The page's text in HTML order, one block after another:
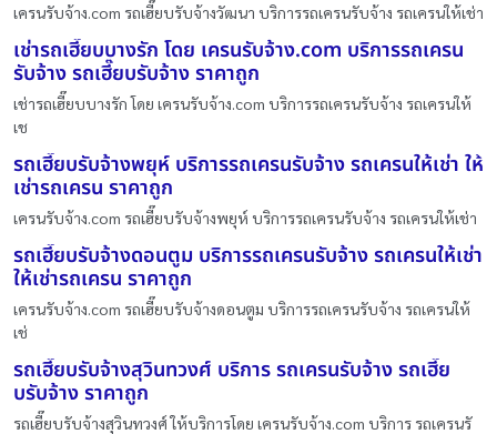
เครนรับจ้าง.com รถเฮี๊ยบรับจ้างวัฒนา บริการรถเครนรับจ้าง รถเครนให้เช่า
เช่ารถเฮี๊ยบบางรัก โดย เครนรับจ้าง.com บริการรถเครน
รับจ้าง รถเฮี๊ยบรับจ้าง ราคาถูก
เช่ารถเฮี๊ยบบางรัก โดย เครนรับจ้าง.com บริการรถเครนรับจ้าง รถเครนให้
เช
รถเฮี๊ยบรับจ้างพยุห์ บริการรถเครนรับจ้าง รถเครนให้เช่า ให้
เช่ารถเครน ราคาถูก
เครนรับจ้าง.com รถเฮี๊ยบรับจ้างพยุห์ บริการรถเครนรับจ้าง รถเครนให้เช่า
รถเฮี๊ยบรับจ้างดอนตูม บริการรถเครนรับจ้าง รถเครนให้เช่า
ให้เช่ารถเครน ราคาถูก
เครนรับจ้าง.com รถเฮี๊ยบรับจ้างดอนตูม บริการรถเครนรับจ้าง รถเครนให้
เช่
รถเฮี๊ยบรับจ้างสุวินทวงศ์ บริการ รถเครนรับจ้าง รถเฮี๊ย
บรับจ้าง ราคาถูก
รถเฮี๊ยบรับจ้างสุวินทวงศ์ ให้บริการโดย เครนรับจ้าง.com บริการ รถเครนรั